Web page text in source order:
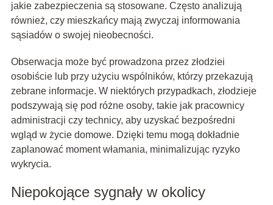
jakie zabezpieczenia są stosowane. Często analizują
również, czy mieszkańcy mają zwyczaj informowania
sąsiadów o swojej nieobecności.
Obserwacja może być prowadzona przez złodziei
osobiście lub przy użyciu wspólników, którzy przekazują
zebrane informacje. W niektórych przypadkach, złodzieje
podszywają się pod różne osoby, takie jak pracownicy
administracji czy technicy, aby uzyskać bezpośredni
wgląd w życie domowe. Dzięki temu mogą dokładnie
zaplanować moment włamania, minimalizując ryzyko
wykrycia.
Niepokojące sygnały w okolicy